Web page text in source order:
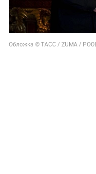
Обложка © TACC / ZUMA / POOL